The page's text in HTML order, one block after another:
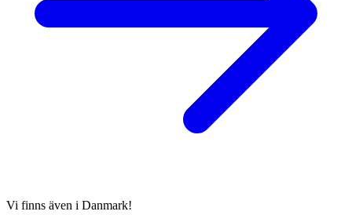
Vi finns även i Danmark!